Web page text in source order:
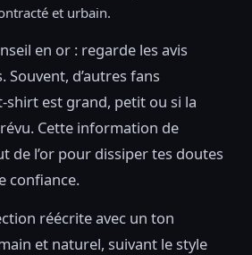
et urbain.
en or : regarde les avis
Souvent, d’autres fans
shirt est grand, petit ou si la
Cette information de
de l’or pour dissiper tes doutes
confiance.
réécrite avec un ton
et naturel, suivant le style